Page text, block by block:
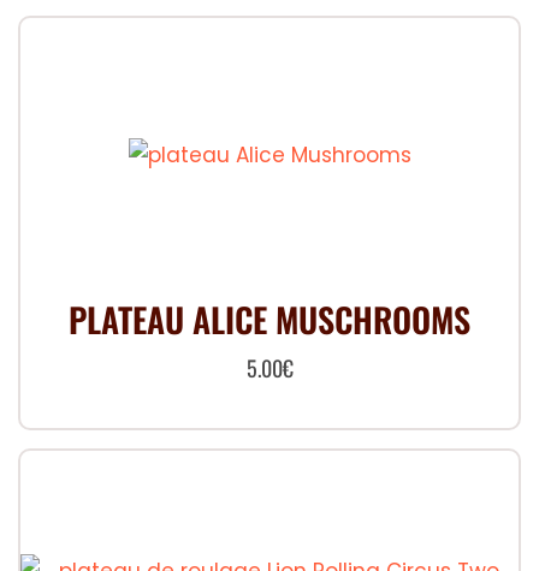
PLATEAU ALICE MUSCHROOMS
5.00€